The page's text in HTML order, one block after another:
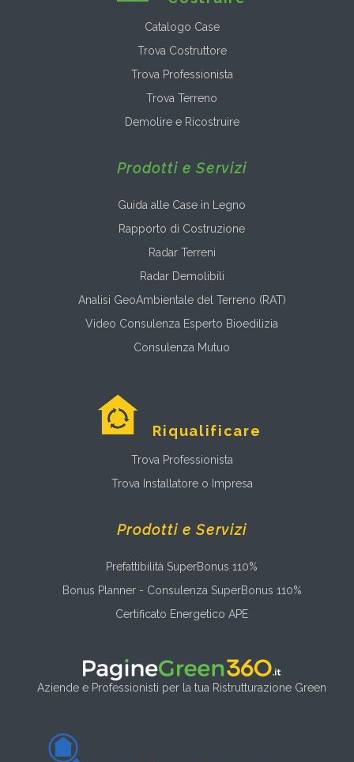
Catalogo Case
Trova Costruttore
Trova Professionista
Trova Terreno
Demolire e Ricostruire
Prodotti e Servizi
Guida alle Case in Legno
Rapporto di Costruzione
Radar Terreni
Radar Demolibili
Analisi GeoAmbientale del Terreno (RAT)
Video Consulenza Esperto Bioedilizia
Consulenza Mutuo
Riqualificare
Trova Professionista
Trova Installatore o Impresa
Prodotti e Servizi
Prefattibilità SuperBonus 110%
Bonus Planner - Consulenza SuperBonus 110%
Certificato Energetico APE
Aziende e Professionisti per la tua Ristrutturazione Green